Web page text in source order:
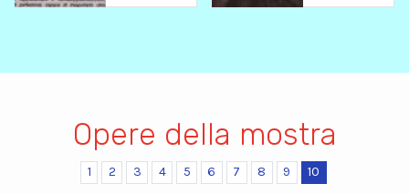
Opere della mostra
1 2 3 4 5 6 7 8 9 10